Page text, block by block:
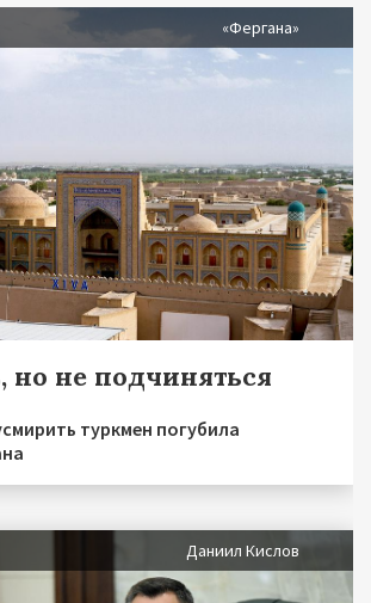
«Фергана»
но не подчиняться
туркмен погубила
Даниил Кислов